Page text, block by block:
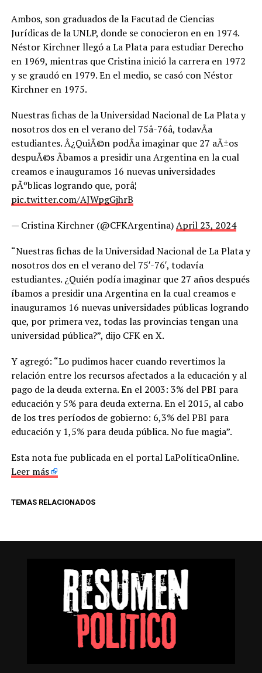
Ambos, son graduados de la Facutad de Ciencias
Jurídicas de la UNLP, donde se conocieron en en 1974.
Néstor Kirchner llegó a La Plata para estudiar Derecho
en 1969, mientras que Cristina inició la carrera en 1972
y se graudó en 1979. En el medio, se casó con Néstor
Kirchner en 1975.
Nuestras fichas de la Universidad Nacional de La Plata y
nosotros dos en el verano del 75â-76â, todavÃ­a
estudiantes. Â¿QuiÃ©n podÃ­a imaginar que 27 aÃ±os
despuÃ©s Ã­bamos a presidir una Argentina en la cual
creamos e inauguramos 16 nuevas universidades
pÃºblicas logrando que, porâ¦
pic.twitter.com/AJWpgGjhrB
— Cristina Kirchner (@CFKArgentina)April 23, 2024
“Nuestras fichas de la Universidad Nacional de La Plata y
nosotros dos en el verano del 75′-76′, todavía
estudiantes. ¿Quién podía imaginar que 27 años después
íbamos a presidir una Argentina en la cual creamos e
inauguramos 16 nuevas universidades públicas logrando
que, por primera vez, todas las provincias tengan una
universidad pública?”, dijo CFK en X.
Y agregó: “Lo pudimos hacer cuando revertimos la
relación entre los recursos afectados a la educación y al
pago de la deuda externa. En el 2003: 3% del PBI para
educación y 5% para deuda externa. En el 2015, al cabo
de los tres períodos de gobierno: 6,3% del PBI para
educación y 1,5% para deuda pública. No fue magia”.
Esta nota fue publicada en el portal LaPolíticaOnline.
Leer más
TEMAS RELACIONADOS